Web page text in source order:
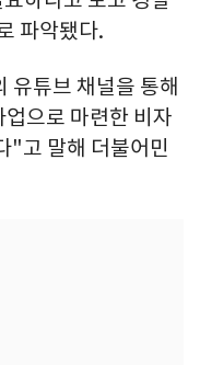
파악됐다.
유튜브 채널을 통해
으로 마련한 비자
"고 말해 더불어민